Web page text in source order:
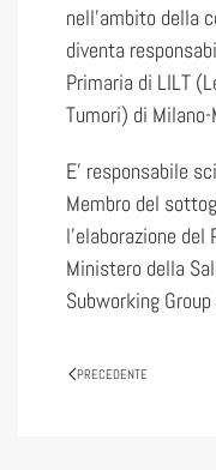
nell’ambito della
diventa
Primaria di LILT
Tumori) di Milano-
E’ responsabile
Membro del
l’elaborazione del
Ministero della
Subworking
PRECEDENTE